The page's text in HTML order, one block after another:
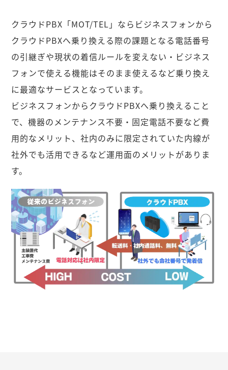
クラウドPBX「MOT/TEL」ならビジネスフォンから
クラウドPBXへ乗り換える際の課題となる電話番号
の引継ぎや現状の着信ルールを変えない・ビジネス
フォンで使える機能はそのまま使えるなど乗り換え
に最適なサービスとなっています。
ビジネスフォンからクラウドPBXへ乗り換えること
で、機器のメンテナンス不要・固定電話不要など費
用的なメリット、社内のみに限定されていた内線が
社外でも活用できるなど運用面のメリットがありま
す。